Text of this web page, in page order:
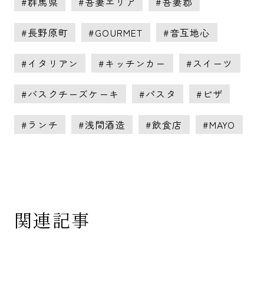
長野原町 GOURMET 音互地心
イタリアン キッチンカー スイーツ
バスクチーズケーキ パスタ ピザ
ランチ 浅間酒造 飲食店 MAYO
関連記事